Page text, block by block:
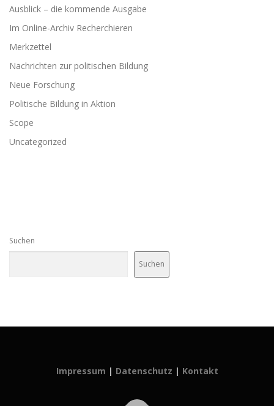
Ausblick – die kommende Ausgabe
Im Online-Archiv Recherchieren
Merkzettel
Nachrichten zur politischen Bildung
Neue Forschung
Politische Bildung in Aktion
Scope
Uncategorized
Suchen
Suchen
Impressum | Datenschutz | Kontakt